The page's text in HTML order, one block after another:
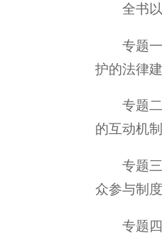
全书
专题
护的法律
专题
的互动机
专题
众参与制
专题